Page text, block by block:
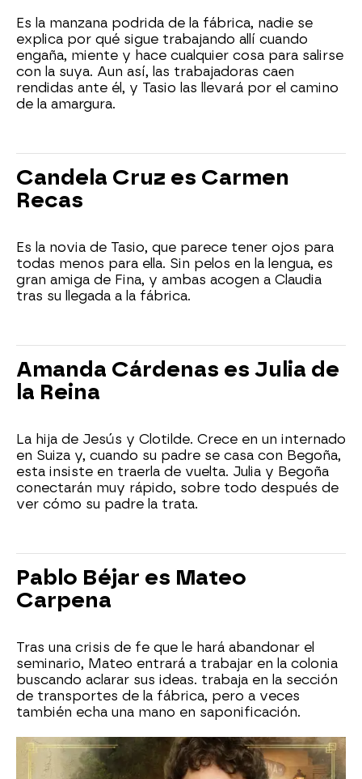
Es la manzana podrida de la fábrica, nadie se
explica por qué sigue trabajando allí cuando
engaña, miente y hace cualquier cosa para salirse
con la suya. Aun así, las trabajadoras caen
rendidas ante él, y Tasio las llevará por el camino
de la amargura.
Candela Cruz es Carmen
Recas
Es la novia de Tasio, que parece tener ojos para
todas menos para ella. Sin pelos en la lengua, es
gran amiga de Fina, y ambas acogen a Claudia
tras su llegada a la fábrica.
Amanda Cárdenas es Julia de
la Reina
La hija de Jesús y Clotilde. Crece en un internado
en Suiza y, cuando su padre se casa con Begoña,
esta insiste en traerla de vuelta. Julia y Begoña
conectarán muy rápido, sobre todo después de
ver cómo su padre la trata.
Pablo Béjar es Mateo
Carpena
Tras una crisis de fe que le hará abandonar el
seminario, Mateo entrará a trabajar en la colonia
buscando aclarar sus ideas. trabaja en la sección
de transportes de la fábrica, pero a veces
también echa una mano en saponificación.